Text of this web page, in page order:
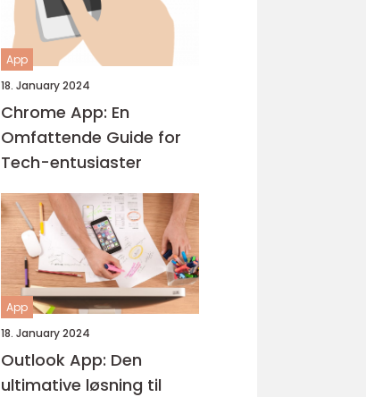
App
18. January 2024
Chrome App: En
Omfattende Guide for
Tech-entusiaster
App
18. January 2024
Outlook App: Den
ultimative løsning til